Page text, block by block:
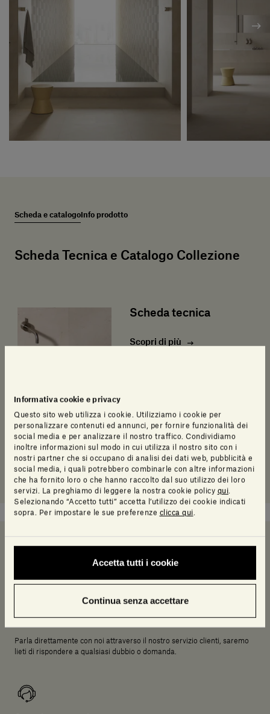
Informativa cookie e privacy
Questo sito web utilizza i cookie. Utilizziamo i cookie per
personalizzare contenuti ed annunci, per fornire funzionalità dei
social media e per analizzare il nostro traffico. Condividiamo
inoltre informazioni sul modo in cui utilizza il nostro sito con i
nostri partner che si occupano di analisi dei dati web, pubblicità e
social media, i quali potrebbero combinarle con altre informazioni
che ha fornito loro o che hanno raccolto dal suo utilizzo dei loro
servizi. La preghiamo di leggere la nostra cookie policy qui
Selezionando “Accetto tutti” accetta l’utilizzo dei cookie indicati
sopra. Per impostare le sue preferenze clicca qui
Accetta tutti i cookie
Continua senza accettare
Scheda e catalogo Info prodotto
Scheda Tecnica e Catalogo Collezione
Scheda tecnica
Scopri di più
Serve un aiuto a decidere?
Parla direttamente con noi attraverso il nostro servizio clienti, saremo
lieti di rispondere a qualsiasi dubbio o domanda.